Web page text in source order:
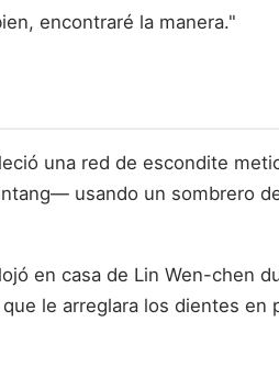
encontraré la manera."
una red de escondite
usando un sombrero
en casa de Lin Wen-chen
le arreglara los dientes en